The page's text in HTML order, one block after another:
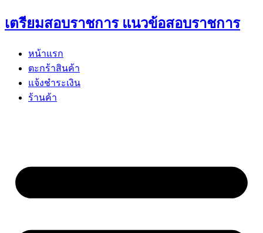
Skip
to
เตรียมสอบราชการ แนวข้อสอบราชการ
หน้าแรก
ตะกร้าสินค้า
แจ้งชำระเงิน
ร้านค้า